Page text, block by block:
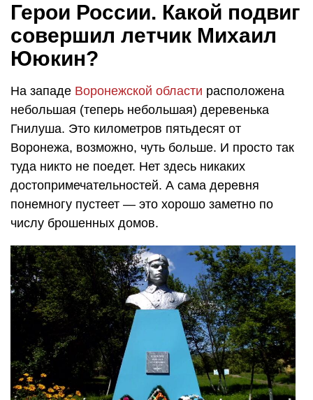
Герои России. Какой подвиг
совершил летчик Михаил
Ююкин?
На западе Воронежской области расположена
небольшая (теперь небольшая) деревенька
Гнилуша. Это километров пятьдесят от
Воронежа, возможно, чуть больше. И просто так
туда никто не поедет. Нет здесь никаких
достопримечательностей. А сама деревня
понемногу пустеет — это хорошо заметно по
числу брошенных домов.